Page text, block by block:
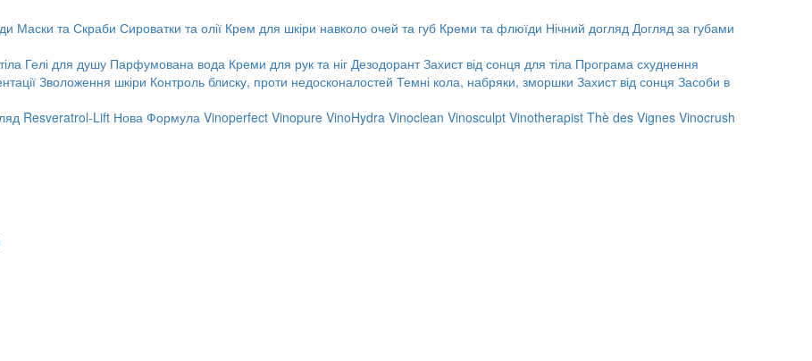
Маски та Скраби Сироватки та олії Крем для шкіри навколо очей та губ Креми та флюїди Нічний догляд Догляд за губами
Гелі для душу Парфумована вода Креми для рук та ніг Дезодорант Захист від сонця для тіла Програма схуднення
Зволоження шкіри Контроль блиску, проти недосконалостей Темні кола, набряки, зморшки Захист від сонця Засоби в
Resveratrol-Lift Нова Формула Vinoperfect Vinopure VinoHydra Vinoclean Vinosculpt Vinotherapist Thè des Vignes Vinocrush